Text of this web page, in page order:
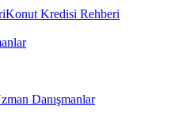
Konut Kredisi Rehberi
Danışmanlar